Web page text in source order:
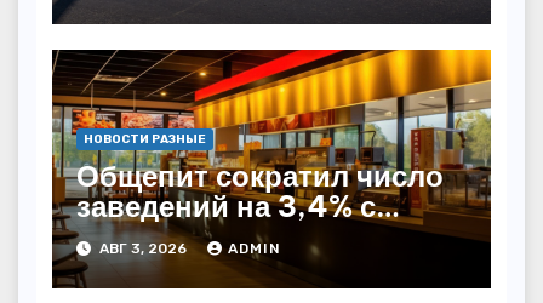
НОВОСТИ РАЗНЫЕ
Общепит сократил число
заведений на 3,4% с
начала года — INFOLine
АВГ 3, 2026 ADMIN